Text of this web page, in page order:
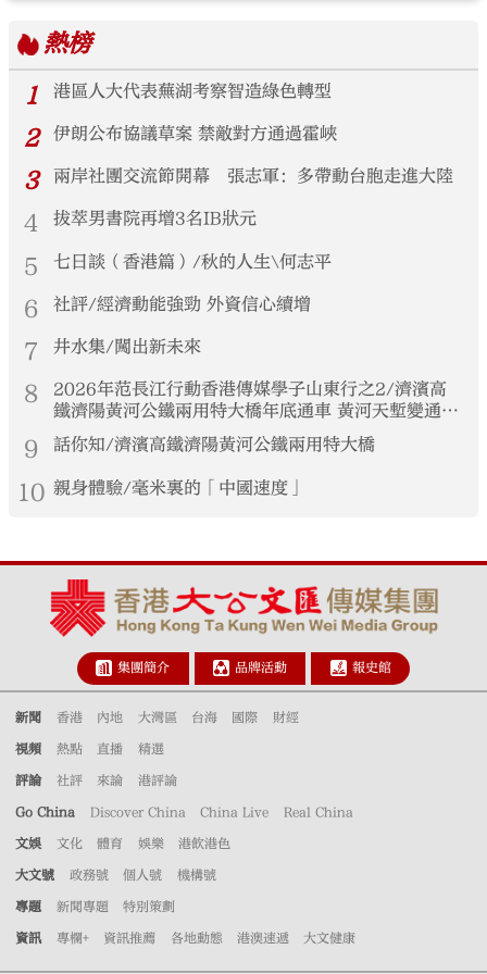
熱榜
1
港區人大代表蕪湖考察智造綠色轉型
2 伊朗公布協議草案 禁敵對方通過霍峽
3 兩岸社團交流節開幕 張志軍：多帶動台胞走進大陸
4 拔萃男書院再增3名IB狀元
5 七日談（香港篇）/秋的人生\何志平
6 社評/經濟動能強勁 外資信心續增
7 井水集/闖出新未來
8
2026年范長江行動香港傳媒學子山東行之2/濟濱高
鐵濟陽黃河公鐵兩用特大橋年底通車 黃河天塹變通途
港生見證大國基建實力
9 話你知/濟濱高鐵濟陽黃河公鐵兩用特大橋
10 親身體驗/毫米裏的「中國速度」
集團簡介 品牌活動 報史館
新聞 香港 內地 大灣區 台海 國際 財經
視頻 熱點 直播 精選
評論 社評 來論 港評論
Go China Discover China China Live Real China
文娛 文化 體育 娛樂 港飲港色
大文號 政務號 個人號 機構號
專題 新聞專題 特別策劃
資訊 專欄+ 資訊推薦 各地動態 港澳速遞 大文健康